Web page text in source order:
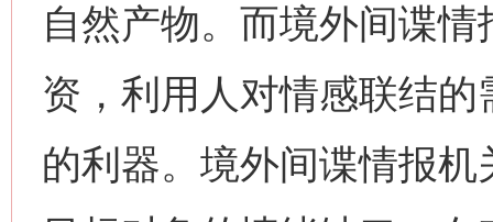
自然产物。而境外间谍
资，利用人对情感联结的
的利器。境外间谍情报机